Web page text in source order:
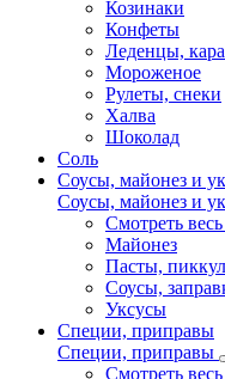
Козинаки
Конфеты
Леденцы,
Мороженое
Рулеты, снеки
Халва
Шоколад
Соль
Соусы, майонез и
Соусы, майонез и
Смотреть весь
Майонез
Пасты,
Соусы,
Уксусы
Специи, приправы
Специи, приправы
Смотреть весь